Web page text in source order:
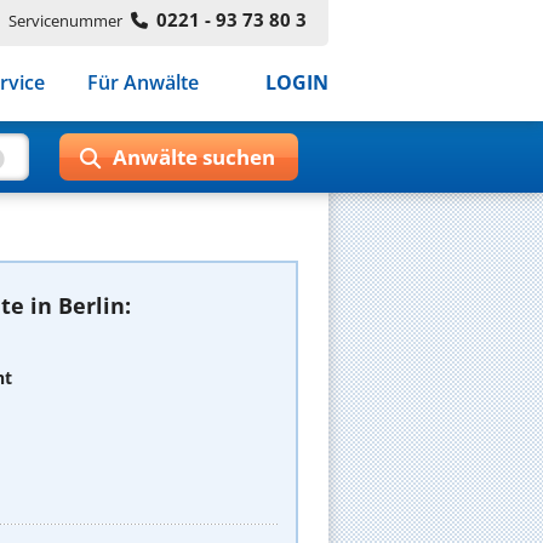
Servicenummer 0221 - 93 73 80 3
Für Anwälte LOGIN
in Berlin: